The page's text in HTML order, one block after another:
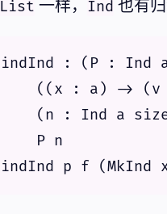
List 一样， Ind 也有归
indInd : (P : Ind
((x : a) ->
(n : Ind a
    P n